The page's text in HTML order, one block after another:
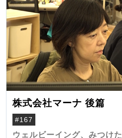
株式会社マーナ 後篇
#167
ウェルビーイング、みつけた